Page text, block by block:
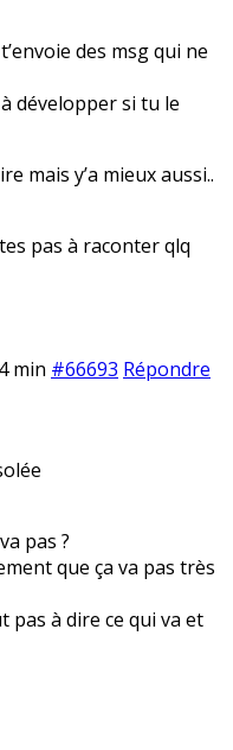
des msg qui ne
à développer si tu le
mais y’a mieux aussi..
pas à raconter qlq
min #66693 Répondre
pas ?
que ça va pas très
pas à dire ce qui va et